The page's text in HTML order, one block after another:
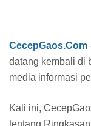
CecepGaos.Com
datang kembali di
media informasi
Kali ini,
tentang